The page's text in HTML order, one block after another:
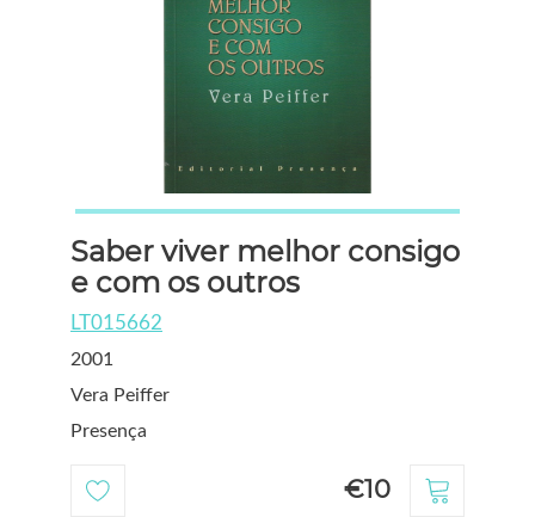
Saber viver melhor consigo
e com os outros
LT015662
2001
Vera Peiffer
Presença
€10